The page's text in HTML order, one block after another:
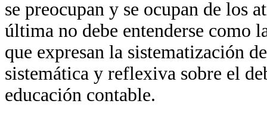
se preocupan y se ocupan de los
última no debe entenderse como
que expresan la sistematización
sistemática y reflexiva sobre el
educación contable.